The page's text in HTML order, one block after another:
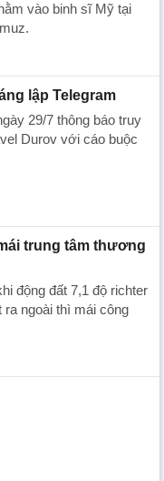
vào binh sĩ Mỹ tại
lập Telegram
29/7 thông báo truy
Durov với cáo buộc
trung tâm thương
động đất 7,1 độ richter
ngoài thì mái công